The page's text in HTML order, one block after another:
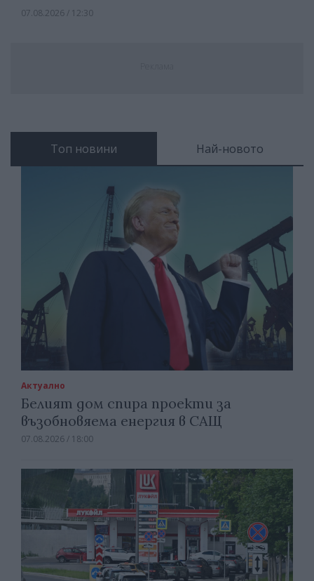
07.08.2026 / 12:30
Топ новини Най-новото
Актуално
Белият дом спира проекти за
възобновяема енергия в САЩ
07.08.2026 / 18:00